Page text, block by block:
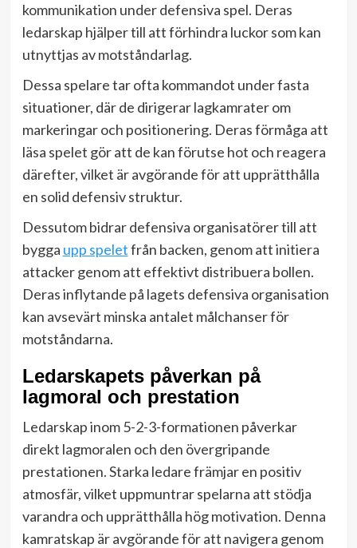
kommunikation under defensiva spel. Deras
ledarskap hjälper till att förhindra luckor som kan
utnyttjas av motståndarlag.
Dessa spelare tar ofta kommandot under fasta
situationer, där de dirigerar lagkamrater om
markeringar och positionering. Deras förmåga att
läsa spelet gör att de kan förutse hot och reagera
därefter, vilket är avgörande för att upprätthålla
en solid defensiv struktur.
Dessutom bidrar defensiva organisatörer till att
bygga upp speletfrån backen, genom att initiera
attacker genom att effektivt distribuera bollen.
Deras inflytande på lagets defensiva organisation
kan avsevärt minska antalet målchanser för
motståndarna.
Ledarskapets påverkan på
lagmoral och prestation
Ledarskap inom 5-2-3-formationen påverkar
direkt lagmoralen och den övergripande
prestationen. Starka ledare främjar en positiv
atmosfär, vilket uppmuntrar spelarna att stödja
varandra och upprätthålla hög motivation. Denna
kamratskap är avgörande för att navigera genom